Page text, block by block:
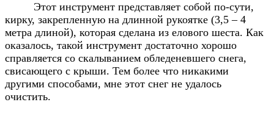
Этот инструмент представляет собой по-сути,
кирку, закрепленную на длинной рукоятке (3,5 – 4
метра длиной), которая сделана из елового шеста. Как
оказалось, такой инструмент достаточно хорошо
справляется со скалыванием обледеневшего снега,
свисающего с крыши. Тем более что никакими
другими способами, мне этот снег не удалось
очистить.